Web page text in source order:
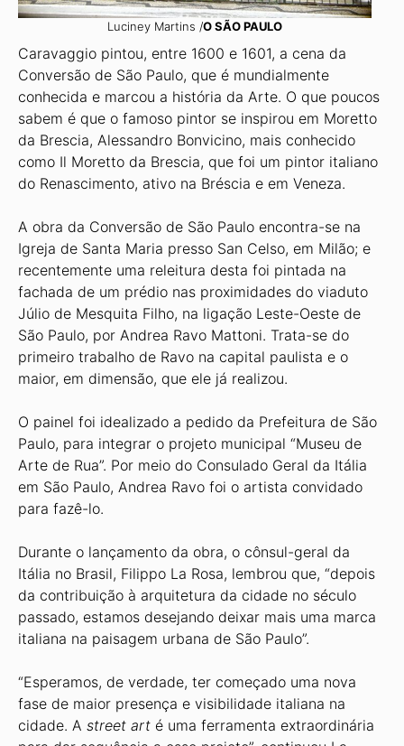
Luciney Martins /O SÃO PAULO
Caravaggio pintou, entre 1600 e 1601, a cena da
Conversão de São Paulo, que é mundialmente
conhecida e marcou a história da Arte. O que poucos
sabem é que o famoso pintor se inspirou em Moretto
da Brescia, Alessandro Bonvicino, mais conhecido
como Il Moretto da Brescia, que foi um pintor italiano
do Renascimento, ativo na Bréscia e em Veneza.
A obra da Conversão de São Paulo encontra-se na
Igreja de Santa Maria presso San Celso, em Milão; e
recentemente uma releitura desta foi pintada na
fachada de um prédio nas proximidades do viaduto
Júlio de Mesquita Filho, na ligação Leste-Oeste de
São Paulo, por Andrea Ravo Mattoni. Trata-se do
primeiro trabalho de Ravo na capital paulista e o
maior, em dimensão, que ele já realizou.
O painel foi idealizado a pedido da Prefeitura de São
Paulo, para integrar o projeto municipal “Museu de
Arte de Rua”. Por meio do Consulado Geral da Itália
em São Paulo, Andrea Ravo foi o artista convidado
para fazê-lo.
Durante o lançamento da obra, o cônsul-geral da
Itália no Brasil, Filippo La Rosa, lembrou que, “depois
da contribuição à arquitetura da cidade no século
passado, estamos desejando deixar mais uma marca
italiana na paisagem urbana de São Paulo”.
“Esperamos, de verdade, ter começado uma nova
fase de maior presença e visibilidade italiana na
cidade. A street art é uma ferramenta extraordinária